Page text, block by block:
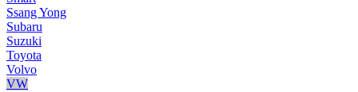
Ssang Yong
Subaru
Suzuki
Toyota
Volvo
VW